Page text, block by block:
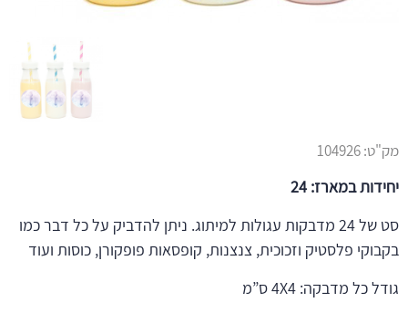
מק"ט:104926
יחידות במארז: 24
סט של 24 מדבקות עגולות למיתוג. ניתן להדביק על כל דבר כמו
בקבוקי פלסטיק וזכוכית, צנצנות, קופסאות פופקורן, כוסות ועוד
גודל כל מדבקה: 4X4 ס”מ